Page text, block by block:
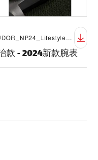
TUDOR_NP24_Lifestyle_Pelagos_FXD_GMT_20
款 - 2024新款腕表